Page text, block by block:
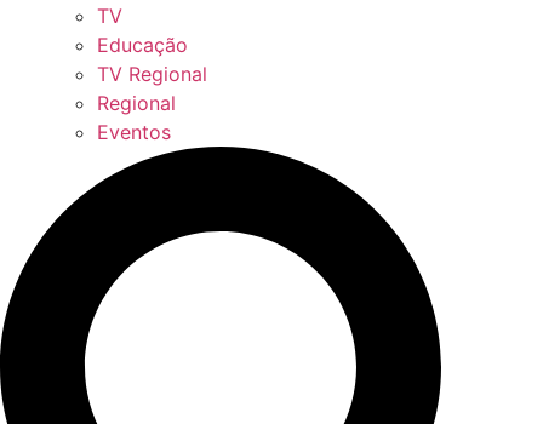
TV
Educação
TV Regional
Regional
Eventos